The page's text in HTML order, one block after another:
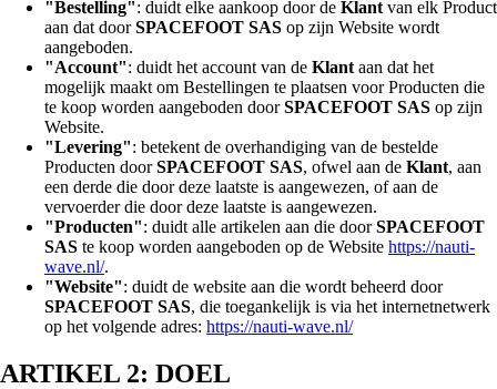
"Bestelling": duidt elke aankoop door de Klant van elk Product
aan dat doorSPACEFOOT SAS op zijn Website wordt
aangeboden.
"Account": duidt het account van de Klant aan dat het
mogelijk maakt om Bestellingen te plaatsen voor Producten die
te koop worden aangeboden doorSPACEFOOT SAS op zijn
Website.
"Levering": betekent de overhandiging van de bestelde
Producten doorSPACEFOOT SAS, ofwel aan de Klant, aan
een derde die door deze laatste is aangewezen, of aan de
vervoerder die door deze laatste is aangewezen.
"Producten": duidt alle artikelen aan die doorSPACEFOOT
SAS te koop worden aangeboden op de Website https://nauti-
wave.nl/.
"Website": duidt de website aan die wordt beheerd door
SPACEFOOT SAS, die toegankelijk is via het internetnetwerk
op het volgende adres: https://nauti-wave.nl/
ARTIKEL 2: DOEL